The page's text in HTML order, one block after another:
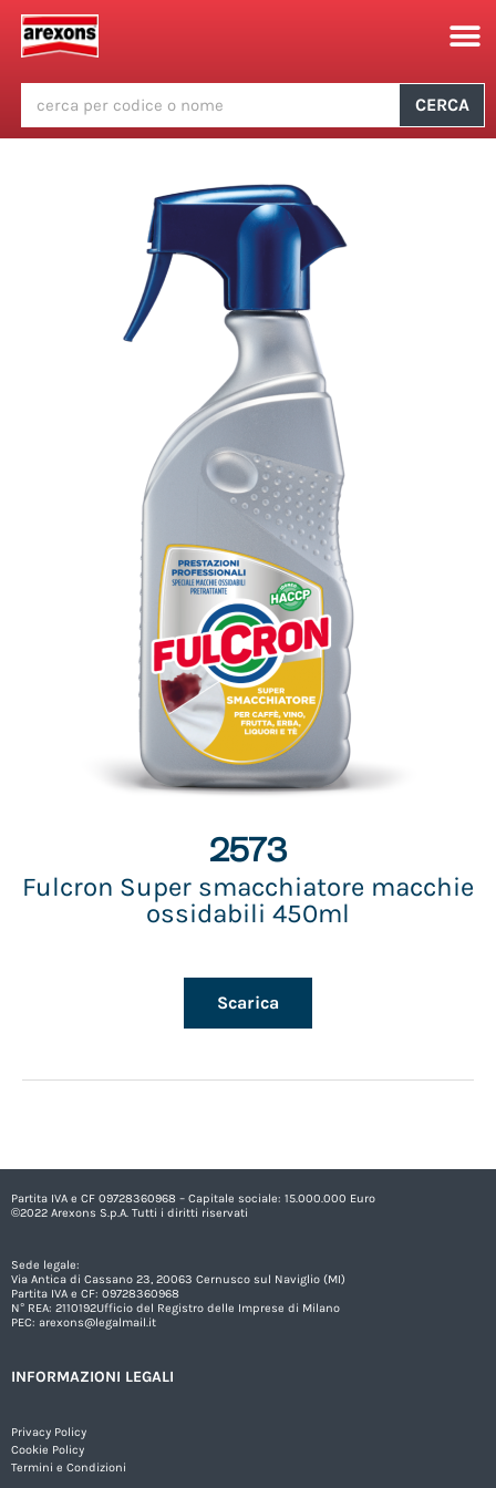
CERCA
2573
Fulcron Super smacchiatore macchie
ossidabili 450ml
Scarica
Partita IVA e CF 09728360968 – Capitale sociale: 15.000.000 Euro
©2022 Arexons S.p.A. Tutti i diritti riservati
Sede legale:
Via Antica di Cassano 23, 20063 Cernusco sul Naviglio (MI)
Partita IVA e CF: 09728360968
N° REA: 2110192Ufficio del Registro delle Imprese di Milano
PEC: arexons@legalmail.it
INFORMAZIONI LEGALI
Privacy Policy
Cookie Policy
Termini e Condizioni